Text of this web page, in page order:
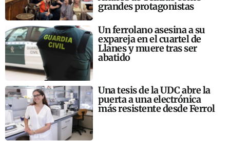
grandes protagonistas
Un ferrolano asesina a su
expareja en el cuartel de
Llanes y muere tras ser
abatido
Una tesis de la UDC abre la
puerta a una electrónica
más resistente desde Ferrol